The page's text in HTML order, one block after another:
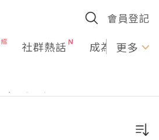
會員登記
社群熱話 成為U更多